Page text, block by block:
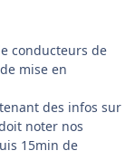
conducteurs de
mise en
des infos sur
noter nos
15min de